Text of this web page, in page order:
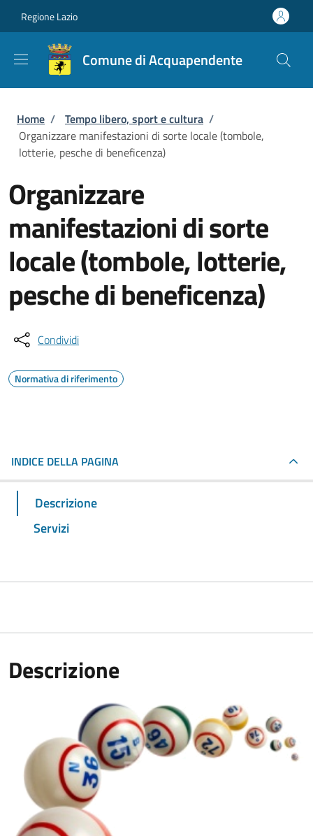
Regione Lazio
Comune di Acquapendente
Briciole di pane
Home / Tempo libero, sport e cultura /
Organizzare manifestazioni di sorte locale (tombole,
lotterie, pesche di beneficenza)
Organizzare
manifestazioni di sorte
locale (tombole, lotterie,
pesche di beneficenza)
Condividi
Normativa di riferimento
INDICE DELLA PAGINA
Descrizione
Servizi
Descrizione